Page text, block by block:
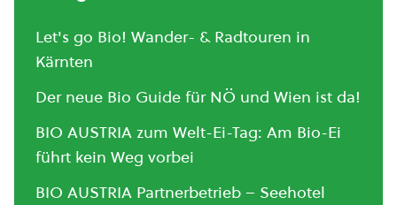
Let's go Bio! Wander- & Radtouren in
Kärnten
Der neue Bio Guide für NÖ und Wien ist da!
BIO AUSTRIA zum Welt-Ei-Tag: Am Bio-Ei
führt kein Weg vorbei
BIO AUSTRIA Partnerbetrieb – Seehotel